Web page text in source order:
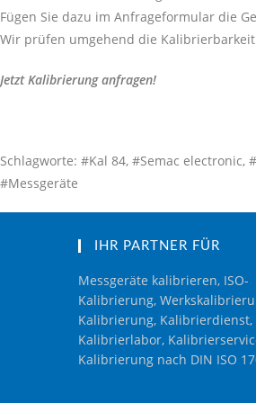
Fügen Sie dazu im Anfrageformular die
Wir prüfen umgehend die
Jetzt Kalibrierung anfragen!
Schlagworte: #Kal 84, #Semac
#Messgeräte
IHR PARTNER FÜR
Messgeräte kalibrieren, ISO-
Kalibrierung,
Kalibrierung, Kalibrierdienst,
Kalibrierlabor,
Kalibrierung nach DIN ISO